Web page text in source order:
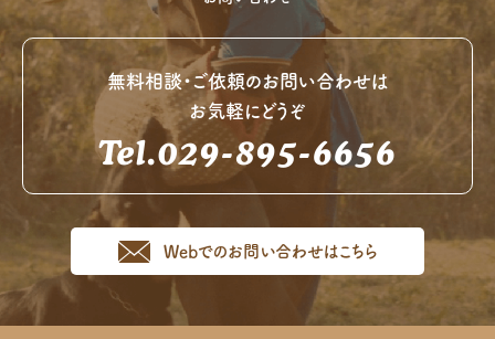
無料相談・ご依頼のお問い合わせは
お気軽にどうぞ
Tel.029-895-6656
Webでのお問い合わせはこちら